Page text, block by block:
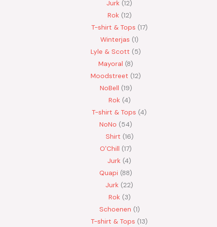
Jurk 12
Rok 12
T-shirt & Tops 17
Winterjas 1
Lyle & Scott
5
Mayoral 8
Moodstreet 12
NoBell 19
Rok 4
T-shirt & Tops 4
NoNo
54
Shirt 16
O'Chill 17
Jurk 4
Quapi 88
Jurk 22
Rok 3
Schoenen 1
T-shirt & Tops 13